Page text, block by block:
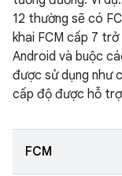
12 thường sẽ có
khai FCM cấp 7
Android và buộc
được sử dụng như
cấp độ được hỗ
FCM